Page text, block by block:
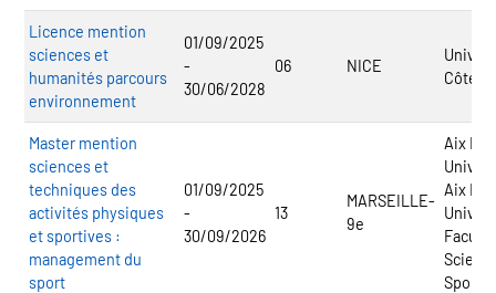
Licence mention
sciences et
humanités parcours
environnement
01/09/2025
-
30/06/2028
06 NICE
Côte
Master mention
sciences et
techniques des
activités physiques
et sportives :
management du
sport
01/09/2025
-
30/09/2026
13
MARSEILLE-
9e
Aix
Aix
Sport